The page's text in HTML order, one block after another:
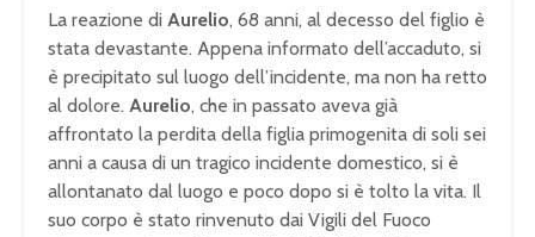
La reazione di Aurelio, 68 anni, al decesso del figlio è
stata devastante. Appena informato dell’accaduto, si
è precipitato sul luogo dell’incidente, ma non ha retto
al dolore. Aurelio, che in passato aveva già
affrontato la perdita della figlia primogenita di soli sei
anni a causa di un tragico incidente domestico, si è
allontanato dal luogo e poco dopo si è tolto la vita. Il
suo corpo è stato rinvenuto dai Vigili del Fuoco